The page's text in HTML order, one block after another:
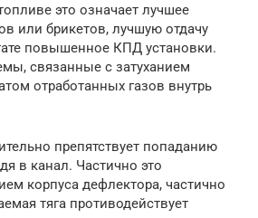
это означает лучшее
или брикетов, лучшую отдачу
повышенное КПД установки.
связанные с затуханием
отработанных газов внутрь
препятствует попаданию
в канал. Частично это
корпуса дефлектора, частично
тяга противодействует